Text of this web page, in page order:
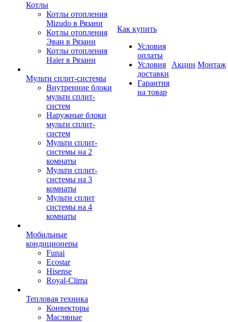
Котлы
Котлы отопления
Mizudo в Рязани
Котлы отопления
Эван в Рязани
Котлы отопления
Haier в Рязани
Мульти сплит-системы
Внутренние блоки
мульти сплит-
систем
Наружные блоки
мульти сплит-
систем
Мульти сплит-
системы на 2
комнаты
Мульти сплит-
системы на 3
комнаты
Мульти сплит
системы на 4
комнаты
Мобильные
кондиционеры
Funai
Ecostar
Hisense
Royal-Clima
Тепловая техника
Конвекторы
Масляные
Как купить
Условия
оплаты
Условия
доставки
Гарантия
на товар
Акции Монтаж